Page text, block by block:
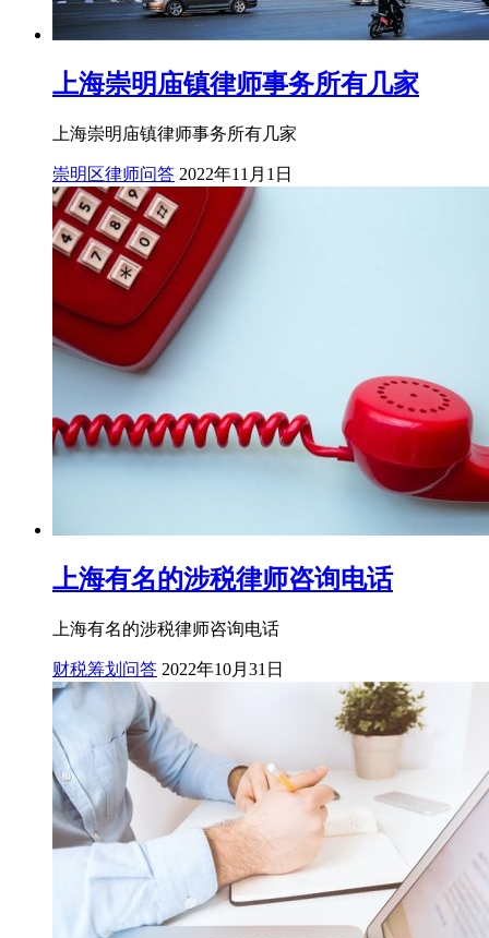
上海崇明庙镇律师事务所有几家
上海崇明庙镇律师事务所有几家
崇明区律师问答 2022年11月1日
上海有名的涉税律师咨询电话
上海有名的涉税律师咨询电话
财税筹划问答 2022年10月31日